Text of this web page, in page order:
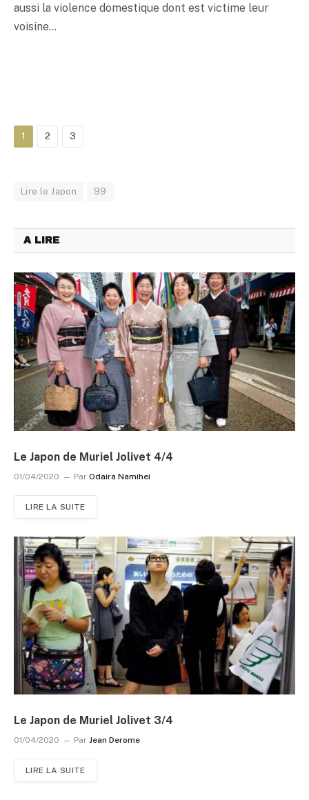
aussi la violence domestique dont est victime leur
voisine…
1 2 3
Lire le Japon 99
A LIRE
Le Japon de Muriel Jolivet 4/4
01/04/2020 Par Odaira Namihei
LIRE LA SUITE
Le Japon de Muriel Jolivet 3/4
01/04/2020 Par Jean Derome
LIRE LA SUITE